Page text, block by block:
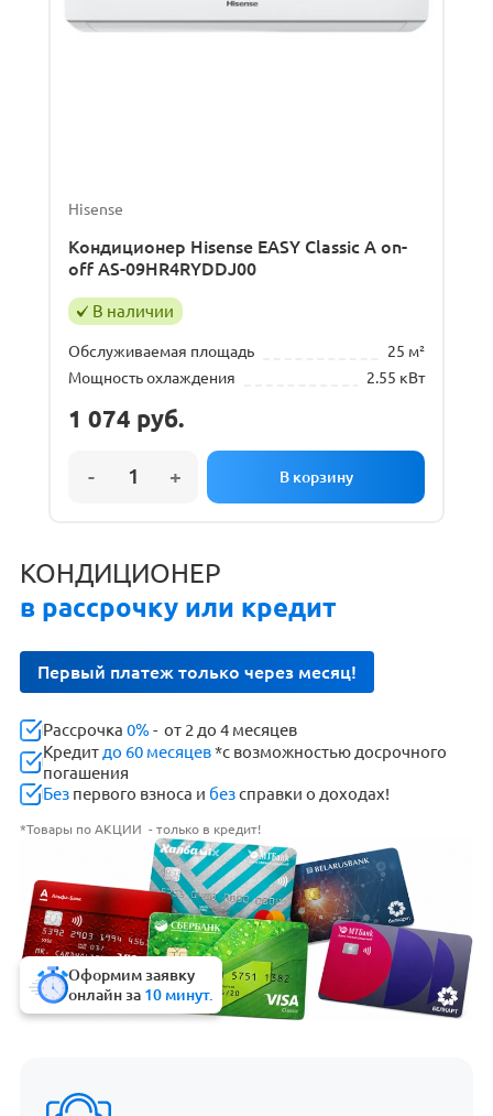
Hisense
Кондиционер Hisense EASY Classic A on-
off AS-09HR4RYDDJ00
В наличии
Обслуживаемая площадь
25 м²
Мощность охлаждения
2.55 кВт
1 074 руб.
КОНДИЦИОНЕР
в рассрочку или кредит
Первый платеж только через месяц!
Рассрочка0% - от 2 до 4 месяцев
Кредит до 60 месяцев*с возможностью досрочного
погашения
Без первого взноса и безсправки о доходах!
*Товары по АКЦИИ - только в кредит!
Оформим заявку
онлайн за 10 минут.